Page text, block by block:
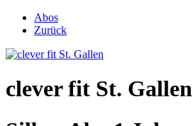
Abos
Zurück
clever fit St. Gallen